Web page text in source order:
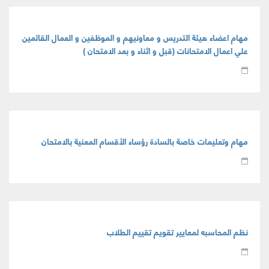
مهام اعضاء هيئة التدريس و معاونيهم و الموظفين و العمال القائمين
علي اعمال الامتحانات (قبل و اثناء و بعد الامتحان )
مهام وتعليمات خاصة بالسادة رؤساء الأقسام المعنية بالامتحان
نظم المحاسبه لمعايير تقويم تقييم الطلاب